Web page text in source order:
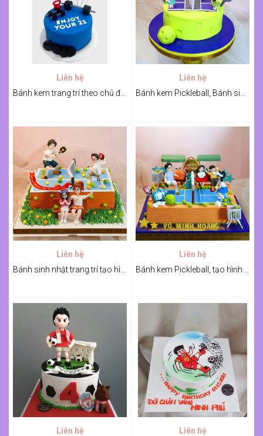
Liên hệ
Liên hệ
Liên hệ
Liên hệ
Liên hệ
Liên hệ